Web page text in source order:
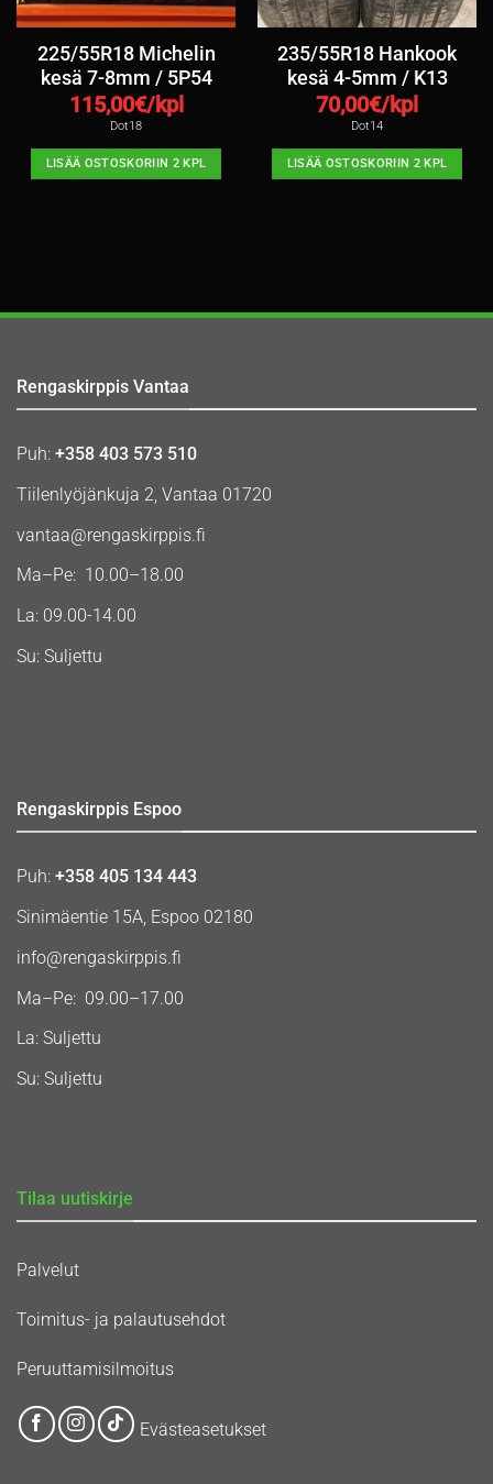
225/55R18 Michelin
kesä 7-8mm / 5P54
115,00€/kpl
Dot18
LISÄÄ OSTOSKORIIN 2 KPL
235/55R18 Hankook
kesä 4-5mm / K13
70,00€/kpl
Dot14
LISÄÄ OSTOSKORIIN 2 KPL
Rengaskirppis Vantaa
Puh: +358 403 573 510
Tiilenlyöjänkuja 2, Vantaa 01720
vantaa@rengaskirppis.fi
Ma–Pe: 10.00–18.00
La: 09.00-14.00
Su: Suljettu
Rengaskirppis Espoo
Puh: +358 405 134 443
Sinimäentie 15A, Espoo 02180
info@rengaskirppis.fi
Ma–Pe: 09.00–17.00
La: Suljettu
Su: Suljettu
Tilaa uutiskirje
Palvelut
Toimitus- ja palautusehdot
Peruuttamisilmoitus
Evästeasetukset